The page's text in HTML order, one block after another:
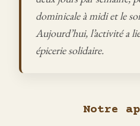
dominicale à midi et le
Aujourd’hui, l’activité a
épicerie solidaire.
Notre